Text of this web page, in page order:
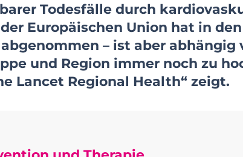
Todesfälle durch
Europäischen Union hat in
– ist aber abhängig
und Region immer noch zu
Lancet Regional Health“ zeigt.